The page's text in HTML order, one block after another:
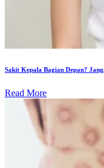
Sakit Kepala Bagian Depan?
Read More